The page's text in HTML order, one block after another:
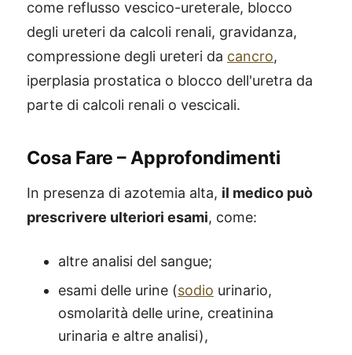
come reflusso vescico-ureterale, blocco
degli ureteri da calcoli renali, gravidanza,
compressione degli ureteri da cancro,
iperplasia prostatica o blocco dell'uretra da
parte di calcoli renali o vescicali.
Cosa Fare – Approfondimenti
In presenza di azotemia alta, il medico può
prescrivere ulteriori esami, come:
altre analisi del sangue;
esami delle urine (sodio urinario,
osmolarità delle urine, creatinina
urinaria e altre analisi),